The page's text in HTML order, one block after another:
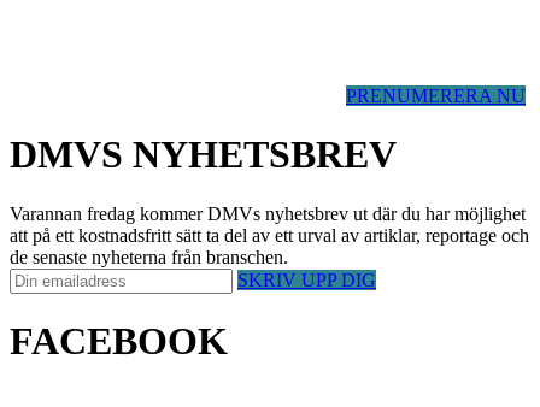
PRENUMERERA NU
DMVS NYHETSBREV
Varannan fredag kommer DMVs nyhetsbrev ut där du har möjlighet
att på ett kostnadsfritt sätt ta del av ett urval av artiklar, reportage och
de senaste nyheterna från branschen.
SKRIV UPP DIG
FACEBOOK